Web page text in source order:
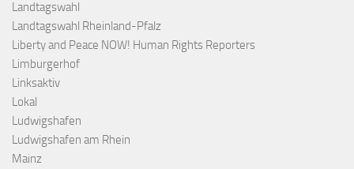
Landtagswahl
Landtagswahl Rheinland-Pfalz
Liberty and Peace NOW! Human Rights Reporters
Limburgerhof
Linksaktiv
Lokal
Ludwigshafen
Ludwigshafen am Rhein
Mainz